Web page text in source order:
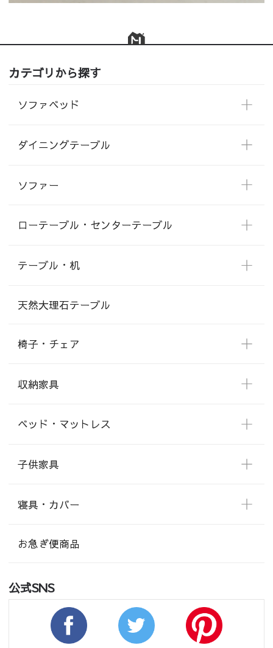
カテゴリから探す
ソファベッド
ダイニングテーブル
ソファー
ローテーブル・センターテーブル
テーブル・机
天然大理石テーブル
椅子・チェア
収納家具
ベッド・マットレス
子供家具
寝具・カバー
お急ぎ便商品
公式SNS